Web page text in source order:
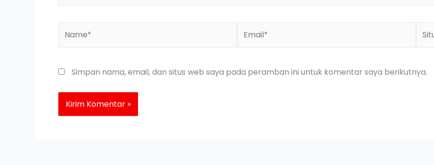
Web
Simpan nama, email, dan situs web saya pada peramban ini untuk komentar saya berikutnya.